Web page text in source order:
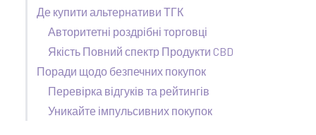
Де купити альтернативи ТГК
Авторитетні роздрібні торговці
Якість Повний спектр Продукти CBD
Поради щодо безпечних покупок
Перевірка відгуків та рейтингів
Уникайте імпульсивних покупок